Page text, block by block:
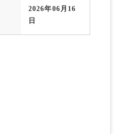
2026年06月16
日